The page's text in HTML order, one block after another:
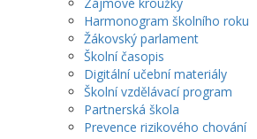
Harmonogram školního roku
Žákovský parlament
Školní časopis
Digitální učební materiály
Školní vzdělávací program
Partnerská škola
Prevence rizikového chování